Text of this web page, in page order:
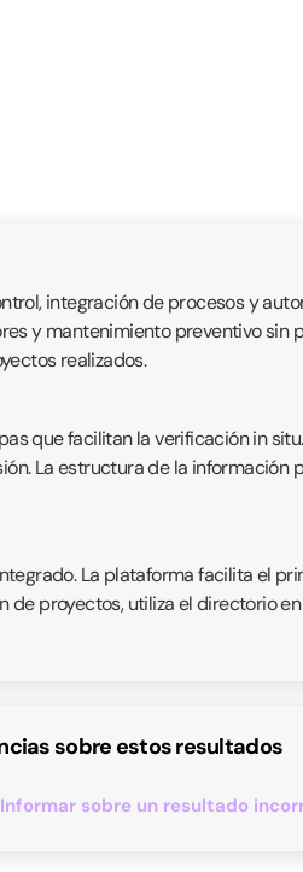
integración de procesos y
y mantenimiento preventivo
realizados.
que facilitan la verificación in
La estructura de la información
La plataforma facilita el
proyectos, utiliza el directorio
sobre estos resultados
Informar sobre un resultado